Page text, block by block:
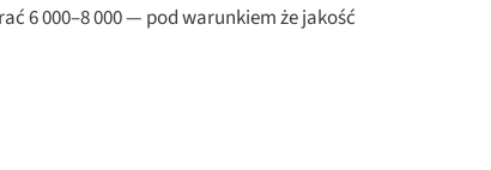
6 000–8 000 — pod warunkiem że jakość